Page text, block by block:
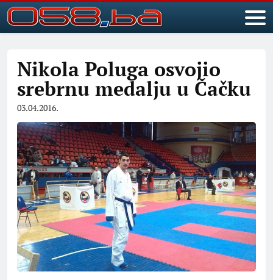
Nikola Poluga osvojio
srebrnu medalju u Čačku
03.04.2016.